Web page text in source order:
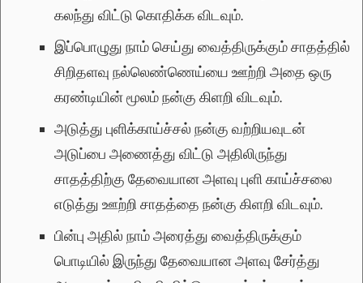
கலந்து விட்டு கொதிக்க விடவும்.
இப்பொழுது நாம் செய்து வைத்திருக்கும் சாதத்தில்
சிறிதளவு நல்லெண்ணெய்யை ஊற்றி அதை ஒரு
கரண்டியின் மூலம் நன்கு கிளறி விடவும்.
அடுத்து புளிக்காய்ச்சல் நன்கு வற்றியவுடன்
அடுப்பை அணைத்து விட்டு அதிலிருந்து
சாதத்திற்கு தேவையான அளவு புளி காய்ச்சலை
எடுத்து ஊற்றி சாதத்தை நன்கு கிளறி விடவும்.
பின்பு அதில் நாம் அரைத்து வைத்திருக்கும்
பொடியில் இருந்து தேவையான அளவு சேர்த்து